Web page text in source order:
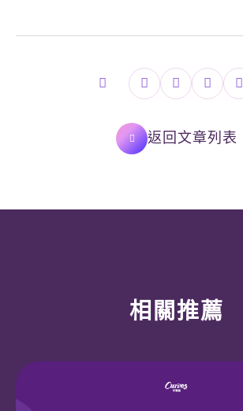
返回文章列表
相關推薦
Curves可爾姿教練將在近